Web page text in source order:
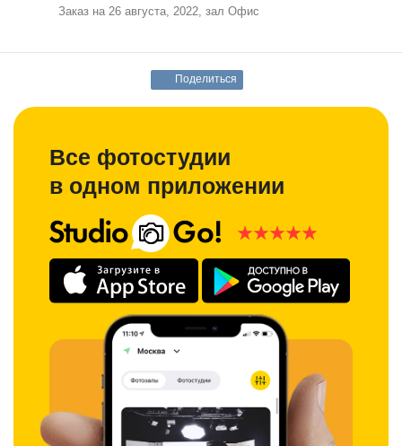
Заказ на 26 августа, 2022, зал Офис
Поделиться
Все фотостудии
в одном приложении